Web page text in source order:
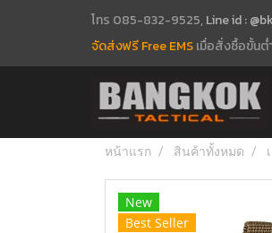
โทร 085-832-9525, Line id :
จัดส่งฟรี Free EMSเมื่อสั่งซื้อขั้นต่
หน้าแรก สินค้าทั้งหมด
New
Best Seller